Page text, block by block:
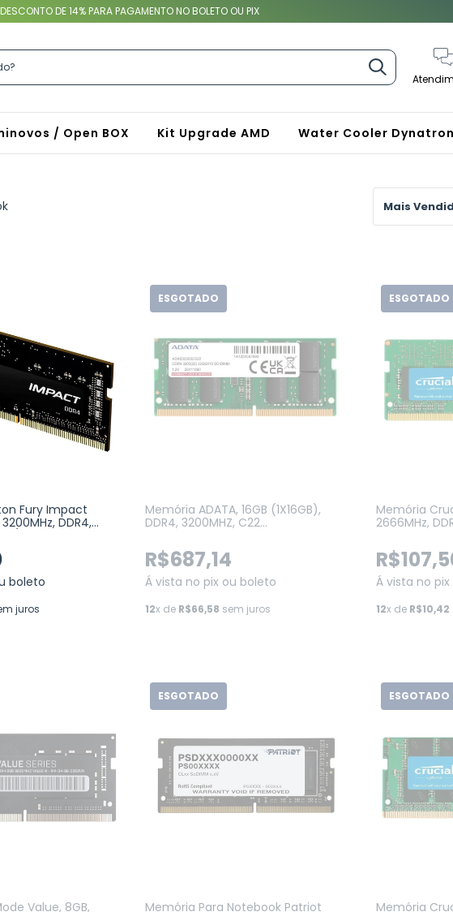
DESCONTO DE 14% PARA PAGAMENTO NO BOLETO OU PIX
/ Open BOX Kit Upgrade AMD Water Cooler
Fury Impact
DDR4,
boleto
juros
ESGOTADO
Memória ADATA, 16GB (1X16GB),
DDR4, 3200MHZ, C22
R$687,14
Á vista no pix ou boleto
12x de R$66,58 sem juros
ESGOTADO
Memória
2666MHz,
Á vista no
12x de R$10,42
Value, 8GB,
ESGOTADO
Memória Para Notebook Patriot
ESGOTADO
Memória